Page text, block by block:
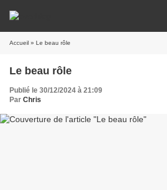
Accueil » Le beau rôle
Le beau rôle
Publié le 30/12/2024 à 21:09
Par Chris